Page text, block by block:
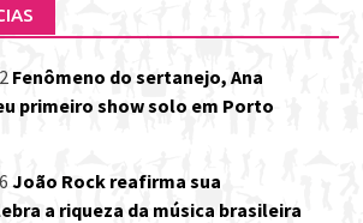
Fenômeno do sertanejo, Ana
primeiro show solo em Porto
João Rock reafirma sua
a riqueza da música brasileira